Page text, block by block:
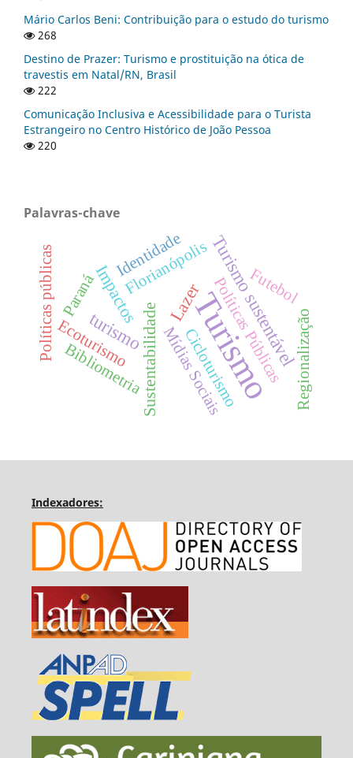
Mário Carlos Beni: Contribuição para o estudo do turismo
268
Destino de Prazer: Turismo e prostituição na ótica de
travestis em Natal/RN, Brasil
222
Comunicação Inclusiva e Acessibilidade para o Turista
Estrangeiro no Centro Histórico de João Pessoa
220
Palavras-chave
Turismo
Turismo sustentável
turismo
Impactos Lazer
Sustentabilidade
Ecoturismo
Florianópolis
Mídias Sociais
Políticas públicas Regionalização
Paraná Políticas Públicas
Bibliometria
Identidade
Futebol
Cicloturismo
Indexadores: